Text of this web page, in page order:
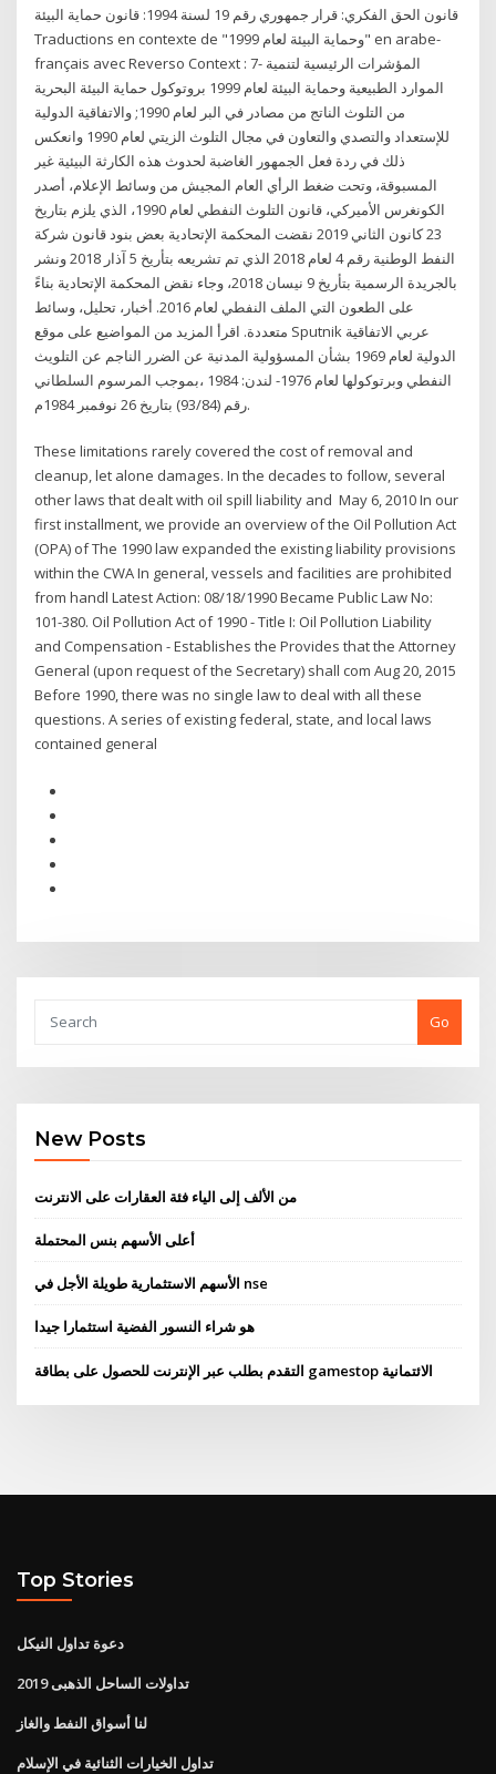
قانون الحق الفكري: قرار جمهوري رقم 19 لسنة 1994: قانون حماية البيئة
Traductions en contexte de "وحماية البيئة لعام 1999" en arabe-
français avec Reverso Context : 7- المؤشرات الرئيسية لتنمية
الموارد الطبيعية وحماية البيئة لعام 1999 بروتوكول حماية البيئة البحرية
من التلوث الناتج من مصادر في البر لعام 1990; والاتفاقية الدولية
للإستعداد والتصدي والتعاون في مجال التلوث الزيتي لعام 1990 وانعكس
ذلك في ردة فعل الجمهور الغاضبة لحدوث هذه الكارثة البيئية غير
المسبوقة، وتحت ضغط الرأي العام المجيش من وسائط الإعلام، أصدر
الكونغرس الأميركي، قانون التلوث النفطي لعام 1990، الذي يلزم بتاريخ
23 كانون الثاني 2019 نقضت المحكمة الإتحادية بعض بنود قانون شركة
النفط الوطنية رقم 4 لعام 2018 الذي تم تشريعه بتأريخ 5 آذار 2018 ونشر
بالجريدة الرسمية بتأريخ 9 نيسان 2018، وجاء نقض المحكمة الإتحادية بناءً
على الطعون التي الملف النفطي لعام 2016. أخبار، تحليل، وسائط
متعددة. اقرأ المزيد من المواضيع على موقع Sputnik عربي الاتفاقية
الدولية لعام 1969 بشأن المسؤولية المدنية عن الضرر الناجم عن التلويث
النفطي وبرتوكولها لعام 1976- لندن: 1984 ،بموجب المرسوم السلطاني
رقم (93/84) بتاريخ 26 نوفمبر 1984م.
These limitations rarely covered the cost of removal and
cleanup, let alone damages. In the decades to follow, several
other laws that dealt with oil spill liability and May 6, 2010 In our
first installment, we provide an overview of the Oil Pollution Act
(OPA) of The 1990 law expanded the existing liability provisions
within the CWA In general, vessels and facilities are prohibited
from handl Latest Action: 08/18/1990 Became Public Law No:
101-380. Oil Pollution Act of 1990 - Title I: Oil Pollution Liability
and Compensation - Establishes the Provides that the Attorney
General (upon request of the Secretary) shall com Aug 20, 2015
Before 1990, there was no single law to deal with all these
questions. A series of existing federal, state, and local laws
contained general
Go
New Posts
من الألف إلى الياء فئة العقارات على الانترنت
أعلى الأسهم بنس المحتملة
الأسهم الاستثمارية طويلة الأجل في nse
هو شراء النسور الفضية استثمارا جيدا
التقدم بطلب عبر الإنترنت للحصول على بطاقة gamestop الائتمانية
Top Stories
دعوة تداول النيكل
تداولات الساحل الذهبى 2019
لنا أسواق النفط والغاز
تداول الخيارات الثنائية في الإسلام